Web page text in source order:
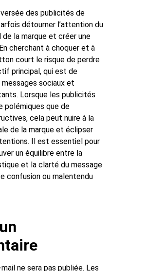
des publicités de
détourner l’attention du
la marque et créer une
cherchant à choquer et à
court le risque de perdre
principal, qui est de
sociaux et
Lorsque les publicités
polémiques que de
cela peut nuire à la
de la marque et éclipser
Il est essentiel pour
un équilibre entre la
et la clarté du message
confusion ou malentendu
ne sera pas publiée. Les